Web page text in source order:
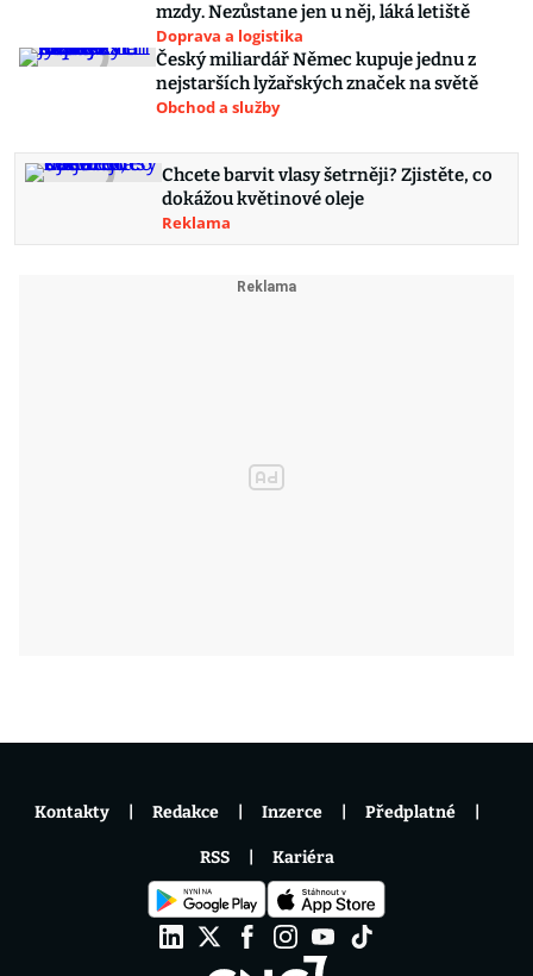
mzdy. Nezůstane jen u něj, láká letiště
Doprava a logistika
Český miliardář Němec kupuje jednu z
nejstarších lyžařských značek na světě
Obchod a služby
Chcete barvit vlasy šetrněji? Zjistěte, co
dokážou květinové oleje
Reklama
Kontakty Redakce Inzerce Předplatné
RSS Kariéra